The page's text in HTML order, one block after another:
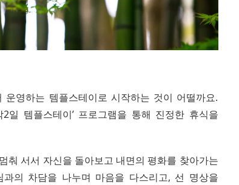
영하는 템플스테이로 시작하는 것이 어떨까요.
2일 템플스테이’ 프로그램을 통해 진정한 휴식을
춰 서서 자신을 돌아보고 내면의 평화를 찾아가는
의 차담을 나누며 마음을 다스리고, 선 명상을